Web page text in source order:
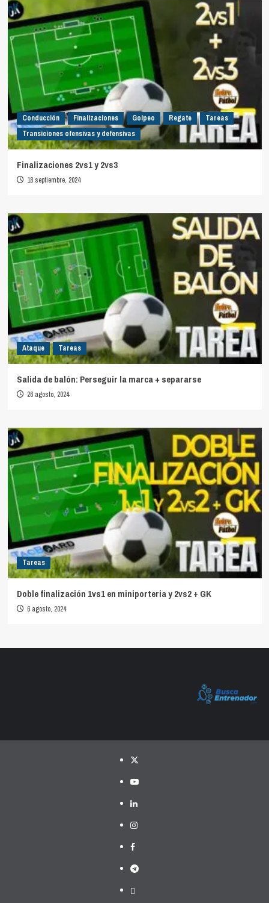
Conducción Finalizaciones Golpeo Regate
Tareas
Transiciones ofensivas y defensivas
Finalizaciones 2vs1 y 2vs3
18 septiembre, 2024
Ataque Tareas
Salida de balón: Perseguir la marca + separarse
26 agosto, 2024
Tareas
Doble finalización 1vs1 en miniporteria y 2vs2 + GK
6 agosto, 2024
Twitter
YouTube
LinkedIn
Instagram
Facebook
Telegram
PayPal